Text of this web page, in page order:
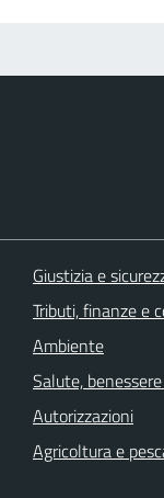
Giustizia e
Tributi, finanze e
Ambiente
Salute,
Autorizzazioni
Agricoltura e